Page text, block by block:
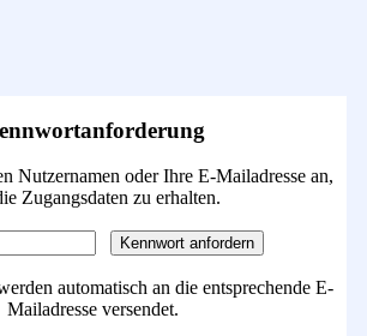
Nutzernamen oder Ihre E-Mailadresse an,
Zugangsdaten zu erhalten.
automatisch an die entsprechende E-
Mailadresse versendet.